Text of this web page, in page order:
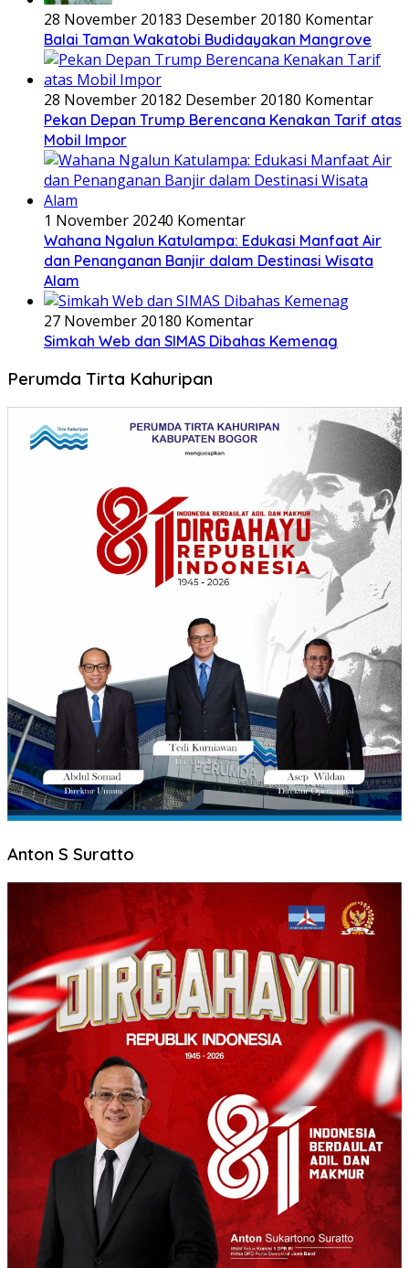
28 November 20183 Desember 20180 Komentar
Balai Taman Wakatobi Budidayakan Mangrove
28 November 20182 Desember 20180 Komentar
Pekan Depan Trump Berencana Kenakan Tarif atas
Mobil Impor
1 November 20240 Komentar
Wahana Ngalun Katulampa: Edukasi Manfaat Air
dan Penanganan Banjir dalam Destinasi Wisata
Alam
27 November 20180 Komentar
Simkah Web dan SIMAS Dibahas Kemenag
Perumda Tirta Kahuripan
Anton S Suratto